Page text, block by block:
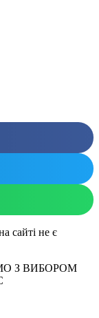
сайті не є
З ВИБОРОМ